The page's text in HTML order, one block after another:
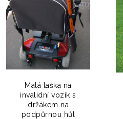
Malá taška na
invalidní vozík s
držákem na
podpůrnou hůl